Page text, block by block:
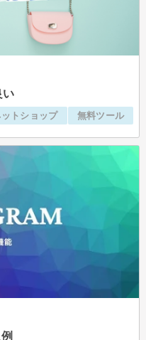
い
ットショップ 無料ツール